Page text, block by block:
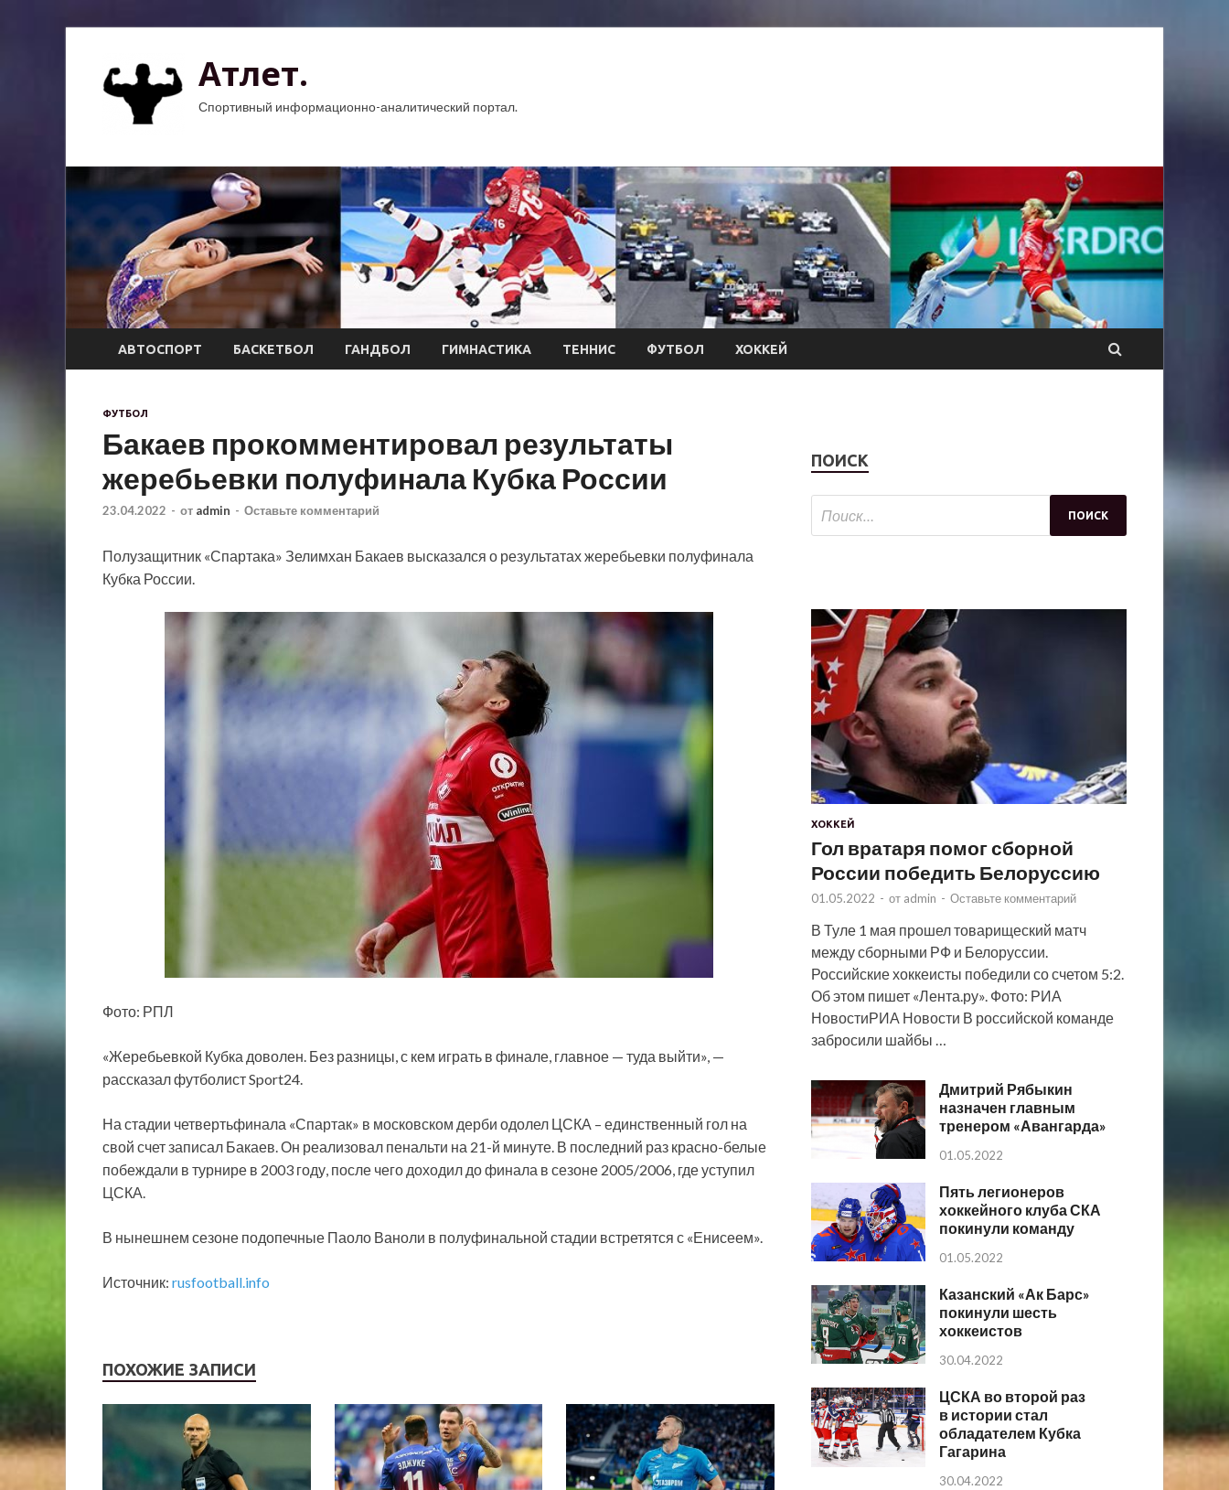
Атлет.
Спортивный информационно-аналитический портал.
АВТОСПОРТ БАСКЕТБОЛ ГАНДБОЛ ГИМНАСТИКА ТЕННИС ФУТБОЛ ХОККЕЙ
ФУТБОЛ
Бакаев прокомментировал результаты
жеребьевки полуфинала Кубка России
23.04.2022 - от admin - Оставьте комментарий
Полузащитник «Спартака» Зелимхан Бакаев высказался о результатах жеребьевки полуфинала
Кубка России.
Фото: РПЛ
«Жеребьевкой Кубка доволен. Без разницы, с кем играть в финале, главное — туда выйти», —
рассказал футболист Sport24.
На стадии четвертьфинала «Спартак» в московском дерби одолел ЦСКА – единственный гол на
свой счет записал Бакаев. Он реализовал пенальти на 21-й минуте. В последний раз красно-белые
побеждали в турнире в 2003 году, после чего доходил до финала в сезоне 2005/2006, где уступил
ЦСКА.
В нынешнем сезоне подопечные Паоло Ваноли в полуфинальной стадии встретятся с «Енисеем».
Источник: rusfootball.info
ПОХОЖИЕ ЗАПИСИ
ПОИСК
ХОККЕЙ
Гол вратаря помог сборной
России победить Белоруссию
01.05.2022 - от admin - Оставьте комментарий
В Туле 1 мая прошел товарищеский матч
между сборными РФ и Белоруссии.
Российские хоккеисты победили со счетом 5:2.
Об этом пишет «Лента.ру». Фото: РИА
НовостиРИА Новости В российской команде
забросили шайбы …
Дмитрий Рябыкин
назначен главным
тренером «Авангарда»
01.05.2022
Пять легионеров
хоккейного клуба СКА
покинули команду
01.05.2022
Казанский «Ак Барс»
покинули шесть
хоккеистов
30.04.2022
ЦСКА во второй раз
в истории стал
обладателем Кубка
Гагарина
30.04.2022